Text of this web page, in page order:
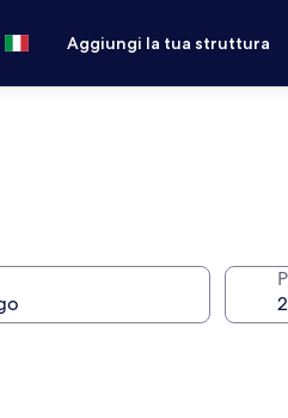
Aggiungi la tua struttura